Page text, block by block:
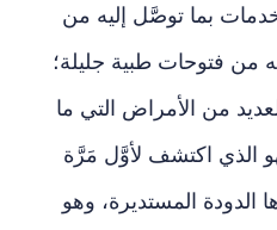
بما توصَّل إليه من
من فتوحات طبية جليلة؛
من الأمراض التي ما
الذي اكتشف لأوَّل مَرَّة
الدودة المستديرة، وهو